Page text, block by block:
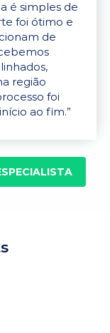
é simples de
foi ótimo e
de
região
foi
ao fim.”